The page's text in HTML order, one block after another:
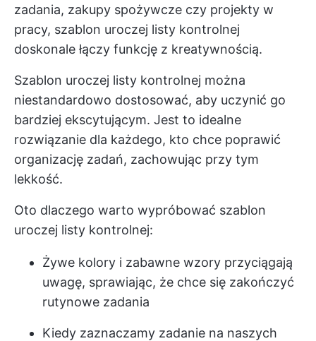
zadania, zakupy spożywcze czy projekty w
pracy, szablon uroczej listy kontrolnej
doskonale łączy funkcję z kreatywnością.
Szablon uroczej listy kontrolnej można
niestandardowo dostosować, aby uczynić go
bardziej ekscytującym. Jest to idealne
rozwiązanie dla każdego, kto chce poprawić
organizację zadań, zachowując przy tym
lekkość.
Oto dlaczego warto wypróbować szablon
uroczej listy kontrolnej:
Żywe kolory i zabawne wzory przyciągają
uwagę, sprawiając, że chce się zakończyć
rutynowe zadania
Kiedy zaznaczamy zadanie na naszych